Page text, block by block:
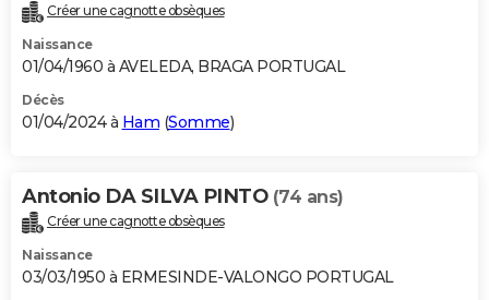
Créer une cagnotte obsèques
Naissance
01/04/1960 à AVELEDA, BRAGA PORTUGAL
Décès
01/04/2024 à Ham (Somme)
Antonio DA SILVA PINTO (74 ans)
Créer une cagnotte obsèques
Naissance
03/03/1950 à ERMESINDE-VALONGO PORTUGAL